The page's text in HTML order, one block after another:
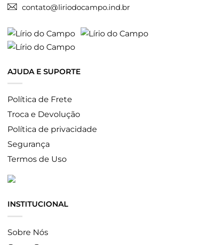
contato@liriodocampo.ind.br
AJUDA E SUPORTE
Política de Frete
Troca e Devolução
Política de privacidade
Segurança
Termos de Uso
INSTITUCIONAL
Sobre Nós